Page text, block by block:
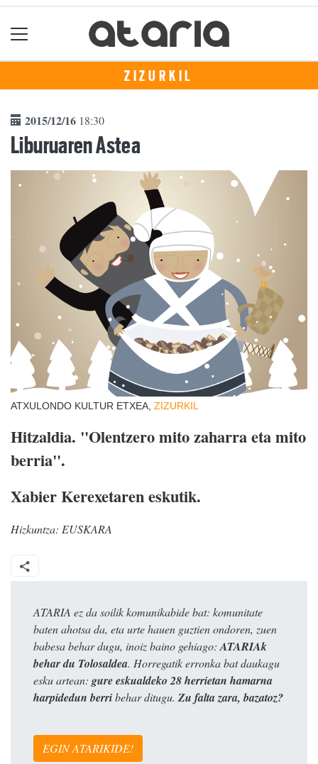
ZIZURKIL
2015/12/16 18:30
Liburuaren Astea
ATXULONDO KULTUR ETXEA, ZIZURKIL
Hitzaldia. "Olentzero mito zaharra eta mito
berria".
Xabier Kerexetaren eskutik.
Hizkuntza: EUSKARA
ATARIA ez da soilik komunikabide bat: komunitate
baten ahotsa da, eta urte hauen guztien ondoren, zuen
babesa behar dugu, inoiz baino gehiago: ATARIAk
behar du Tolosaldea. Horregatik erronka bat daukagu
esku artean: gure eskualdeko 28 herrietan hamarna
harpidedun berribehar ditugu. Zu falta zara, bazatoz?
EGIN ATARIKIDE!